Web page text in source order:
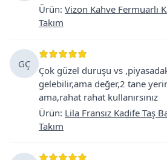
Ürün: Vizon Kahve Fermuarlı
Takım
GÇ
Çok güzel duruşu vs
gelebilir,ama değer,2 tane
ama,rahat rahat kullanırsınız
Ürün: Lila Fransız Kadife Taş
Takım